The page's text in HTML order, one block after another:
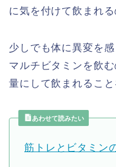
に気を付けて飲まれ
少しでも体に異変を
マルチビタミンを飲
量にして飲まれること
あわせて読みたい
筋トレとビタミン